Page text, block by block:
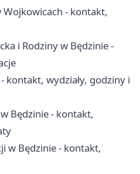
- kontakt,
i Rodziny w Będzinie -
kontakt, wydziały, godziny i
Będzinie - kontakt,
w Będzinie - kontakt,